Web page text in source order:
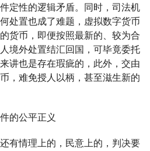
定性的逻辑矛盾。同时，司法机
处置也成了难题，虚拟数字货币
货币，即便按照最新的、较为合
境外处置结汇回国，可毕竟委托
讲也是存在瑕疵的，此外，交由
，难免授人以柄，甚至滋生新的
的公平正义
有情理上的，民意上的，判决要